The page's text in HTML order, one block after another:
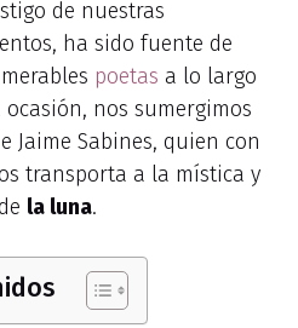
de nuestras
ha sido fuente de
poetas a lo largo
nos sumergimos
Jaime Sabines, quien con
transporta a la mística y
la luna.